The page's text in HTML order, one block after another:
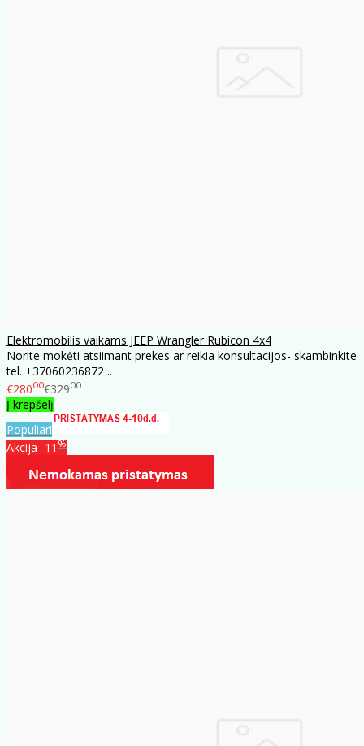
Elektromobilis vaikams JEEP Wrangler Rubicon 4x4
Norite mokėti atsiimant prekes ar reikia konsultacijos- skambinkite
tel. +37060236872 ..
€28000€32900
Į krepšelį
Populiari
Akcija -11 %